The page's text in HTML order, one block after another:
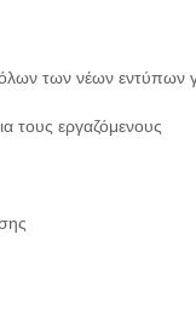
των νέων εντύπων
τους εργαζόμενους